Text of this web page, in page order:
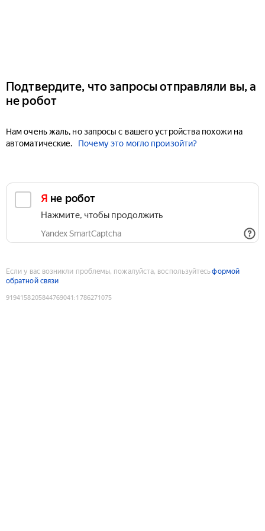
Подтвердите, что запросы отправляли вы, а
не робот
Нам очень жаль, но запросы с вашего устройства похожи на
автоматические.
Почему это могло произойти?
Я не робот
Нажмите, чтобы продолжить
Yandex SmartCaptcha
Если у вас возникли проблемы, пожалуйста, воспользуйтесьформой
обратной связи
9194158205844769041 :1786271075